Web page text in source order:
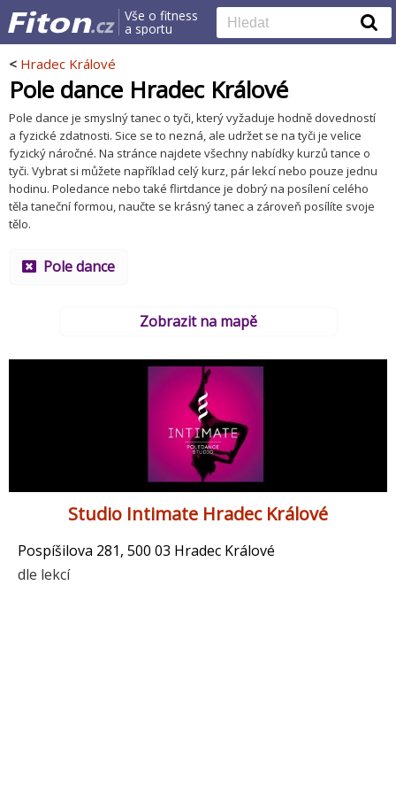
Vše o fitness
a sportu
< Hradec Králové
Pole dance Hradec Králové
Pole dance je smyslný tanec o tyči, který vyžaduje hodně dovedností
a fyzické zdatnosti. Sice se to nezná, ale udržet se na tyči je velice
fyzický náročné. Na stránce najdete všechny nabídky kurzů tance o
tyči. Vybrat si můžete například celý kurz, pár lekcí nebo pouze jednu
hodinu. Poledance nebo také flirtdance je dobrý na posílení celého
těla taneční formou, naučte se krásný tanec a zároveň posílíte svoje
tělo.
Pole dance
Zobrazit na mapě
Studio Intimate Hradec Králové
Pospíšilova 281, 500 03 Hradec Králové
dle lekcí